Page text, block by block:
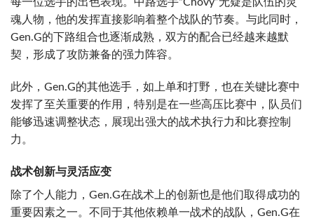
魂人物，他的发挥直接影响着整个战队的节奏。与此同时，
Gen.G的下路组合也逐渐成熟，双方的配合已经越来越默
契，形成了攻防兼备的强力阵容。
此外，Gen.G的其他选手，如上单和打野，也在关键比赛中
发挥了至关重要的作用，特别是在一些高压比赛中，队员们
能够迅速调整状态，展现出强大的战术执行力和比赛控制
力。
战术创新与灵活应变
除了个人能力，Gen.G在战术上的创新也是他们取得成功的
重要因素之一。不同于其他依赖单一战术的战队，Gen.G在